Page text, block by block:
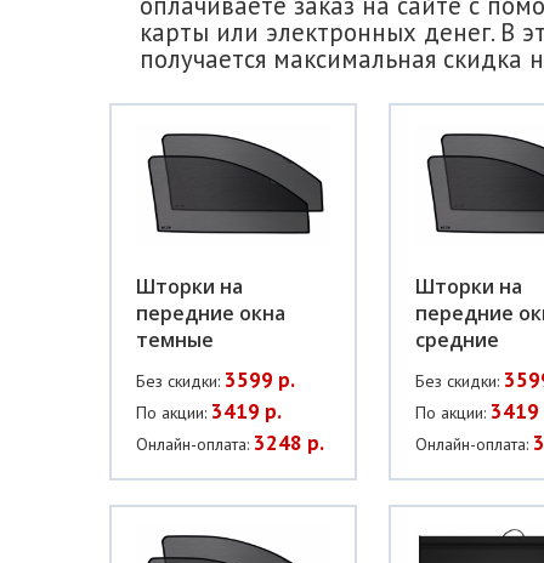
карты или электронных денег. В
получается максимальная скидка
Шторки на
передние окна
темные
Без скидки: 3599 р.
По акции: 3419 р.
Онлайн-оплата: 3248 р.
Шторки на
передние
средние
Без скидки:
По акции: 3419
Онлайн-оплата: